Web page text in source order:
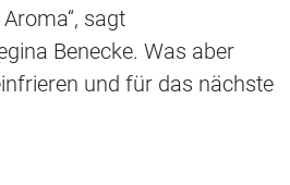
sagt
Benecke. Was aber
und für das nächste